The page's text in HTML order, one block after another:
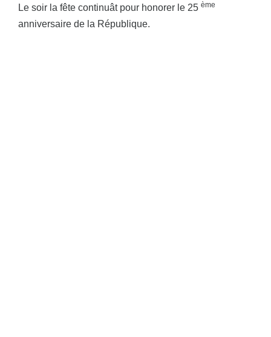
Le soir la fête continuât pour honorer le 25 ème
anniversaire de la République.